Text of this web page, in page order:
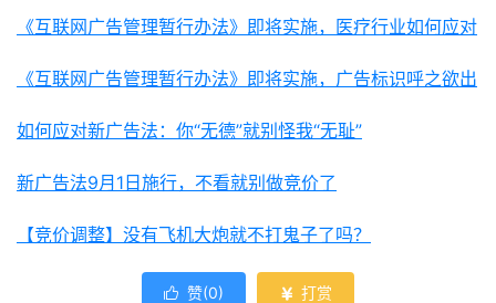
《互联网广告管理暂行办法》即将实施，医疗行业如何应对
《互联网广告管理暂行办法》即将实施，广告标识呼之欲出
如何应对新广告法：你“无德”就别怪我“无耻”
新广告法9月1日施行，不看就别做竞价了
【竞价调整】没有飞机大炮就不打鬼子了吗？
 赞(0)  打赏